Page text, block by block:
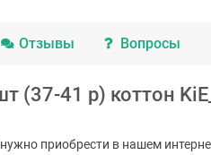
Отзывы Вопросы
(37-41 р) коттон
приобрести в нашем